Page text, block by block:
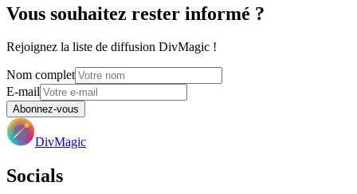
Vous souhaitez rester informé ?
Rejoignez la liste de diffusion DivMagic !
Nom complet
E-mail
Abonnez-vous
DivMagic
Socials